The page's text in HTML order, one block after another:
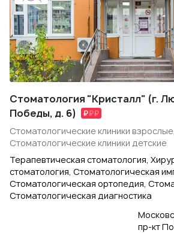
Стоматология "Кристалл" (г.
Победы, д. 6)
Стоматологические клиники взрослые,
Стоматологические клиники детские
Терапевтическая стоматология,
стоматология, Стоматологическая
Стоматологическая ортопедия,
Стоматологическая диагностика
пр-кт